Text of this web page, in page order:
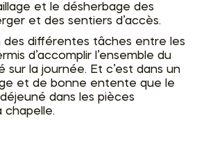
et le désherbage des
et des sentiers d’accès.
des différentes tâches entre les
d’accomplir l’ensemble du
sur la journée. Et c’est dans un
et de bonne entente que le
dans les pièces
chapelle.